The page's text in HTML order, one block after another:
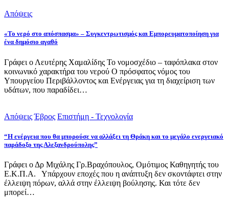
Απόψεις
«Το νερό στο απόσπασμα» – Συγκεντρωτισμός και Εμπορευματοποίηση για
ένα δημόσιο αγαθό
Γράφει ο Λευτέρης Χαμαλίδης Το νομοσχέδιο – ταφόπλακα στον
κοινωνικό χαρακτήρα του νερού Ο πρόσφατος νόμος του
Υπουργείου Περιβάλλοντος και Ενέργειας για τη διαχείριση των
υδάτων, που παραδίδει…
Απόψεις Έβρος Επιστήμη - Τεχνολογία
“Η ενέργεια που θα μπορούσε να αλλάξει τη Θράκη και το μεγάλο ενεργειακό
παράδοξο της Αλεξανδρούπολης”
Γράφει ο Δρ Μιχάλης Γρ.Βραχόπουλος, Ομότιμος Καθηγητής του
Ε.Κ.Π.Α. Υπάρχουν εποχές που η ανάπτυξη δεν σκοντάφτει στην
έλλειψη πόρων, αλλά στην έλλειψη βούλησης. Και τότε δεν
μπορεί…